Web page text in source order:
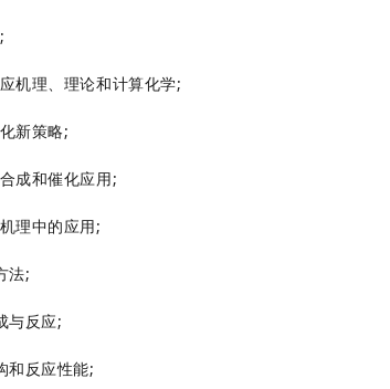
机理、理论和计算化学;
新策略;
成和催化应用;
理中的应用;
法;
与反应;
和反应性能;